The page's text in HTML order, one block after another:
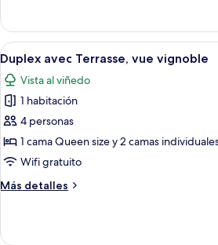
superior,
Terraza,
vista
viñedo
Abrir
todas
las
fotos
de
Duplex
avec
vue
Un
6
Duplex avec Terrasse, vue vignoble
Vista al viñedo
1 habitación
4 personas
1 cama Queen size y 2 camas
Wifi gratuito
Más detalles
Más
avec